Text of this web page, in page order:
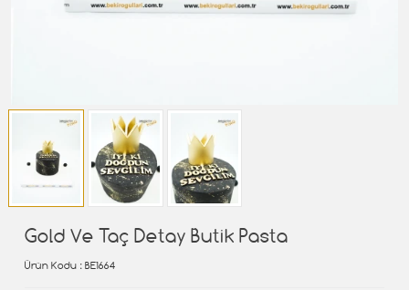
Gold Ve Taç Detay Butik Pasta
Ürün Kodu : BE1664